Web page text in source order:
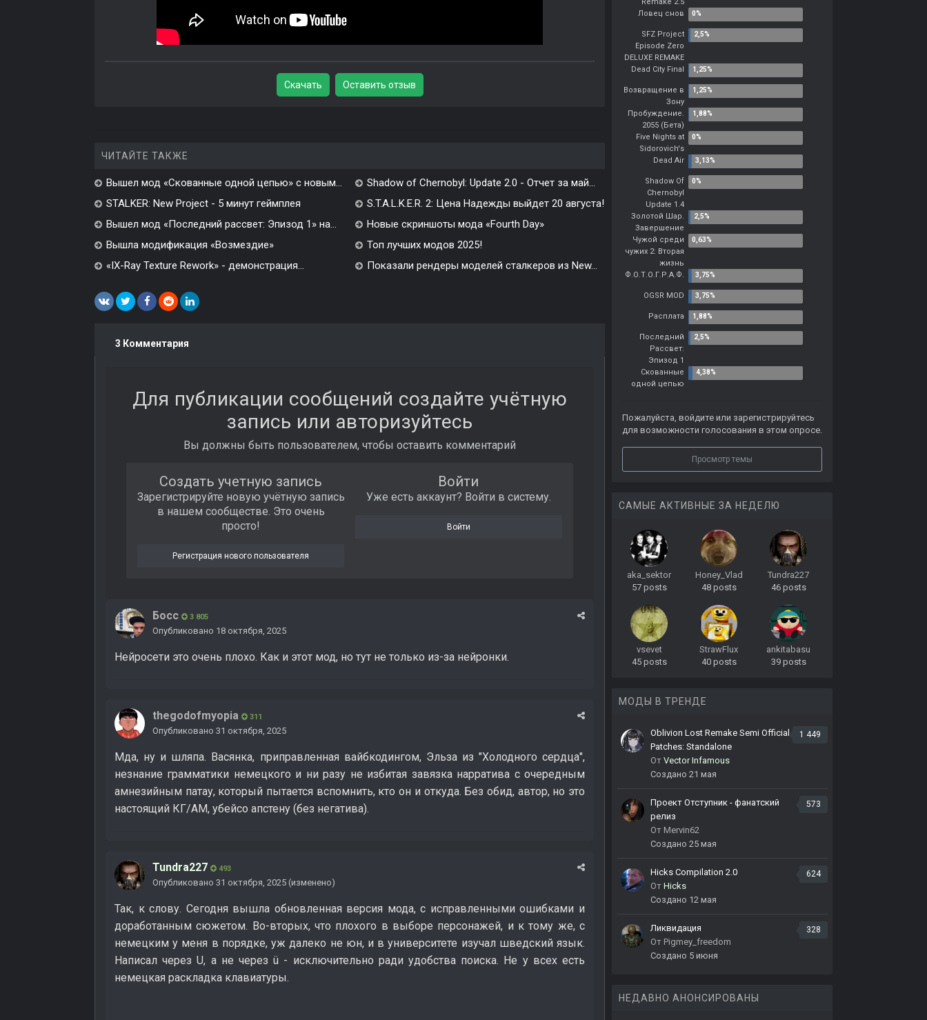
Скачать Оставить отзыв
ЧИТАЙТЕ ТАКЖЕ
Вышел мод «Скованные одной цепью» с новым...
Shadow of Chernobyl: Update 2.0 - Отчет за май...
STALKER: New Project - 5 минут геймплея
S.T.A.L.K.E.R. 2: Цена Надежды выйдет 20 августа!
Вышел мод «Последний рассвет: Эпизод 1» на...
Новые скриншоты мода «Fourth Day»
Вышла модификация «Возмездие»
Топ лучших модов 2025!
«IX-Ray Texture Rework» - демонстрация...
Показали рендеры моделей сталкеров из New...
3 Комментария
Для публикации сообщений создайте учётную
запись или авторизуйтесь
Вы должны быть пользователем, чтобы оставить комментарий
Создать учетную запись
Зарегистрируйте новую учётную запись
в нашем сообществе. Это очень
просто!
Регистрация нового пользователя
Войти
Уже есть аккаунт? Войти в систему.
Войти
Босс 3 805
Опубликовано 18 октября, 2025
Нейросети это очень плохо. Как и этот мод, но тут не только из-за нейронки.
thegodofmyopia 311
Опубликовано 31 октября, 2025
Мда, ну и шляпа. Васянка, приправленная вайбкодингом, Эльза из "Холодного сердца",
незнание грамматики немецкого и ни разу не избитая завязка нарратива с очередным
амнезийным патау, который пытается вспомнить, кто он и откуда. Без обид, автор, но это
настоящий КГ/АМ, убейсо апстену (без негатива).
Tundra227 493
Опубликовано 31 октября, 2025 (изменено)
Так, к слову. Сегодня вышла обновленная версия мода, с исправленными ошибками и
доработанным сюжетом. Во-вторых, что плохого в выборе персонажей, и к тому же, с
немецким у меня в порядке, уж далеко не юн, и в университете изучал шведский язык.
Написал через U, а не через ü - исключительно ради удобства поиска. Не у всех есть
немецкая раскладка клавиатуры.
Remake 2.5
Ловец снов
SFZ Project
Episode Zero
DELUXE REMAKE
Dead City Final
Возвращение в
Зону
Пробуждение.
2055 (Бета)
Five Nights at
Sidorovich's
Dead Air
Shadow Of
Chernobyl
Update 1.4
Золотой Шар.
Завершение
Чужой среди
чужих 2: Вторая
жизнь
Ф.О.Т.О.Г.Р.А.Ф.
OGSR MOD
Расплата
Последний
Рассвет:
Эпизод 1
Скованные
одной цепью
Пожалуйста, войдите или зарегистрируйтесь
для возможности голосования в этом опросе.
Просмотр темы
САМЫЕ АКТИВНЫЕ ЗА НЕДЕЛЮ
aka_sektor
57 posts
Honey_Vlad
48 posts
Tundra227
46 posts
vsevet
45 posts
StrawFlux
40 posts
ankitabasu
39 posts
МОДЫ В ТРЕНДЕ
1 449
Oblivion Lost Remake Semi Official
Patches: Standalone
От Vector Infamous
Создано 21 мая
573
Проект Отступник - фанатский
релиз
От Mervin62
Создано 25 мая
624
Hicks Compilation 2.0
От Hicks
Создано 12 мая
328
Ликвидация
От Pigmey_freedom
Создано 5 июня
НЕДАВНО АНОНСИРОВАНЫ